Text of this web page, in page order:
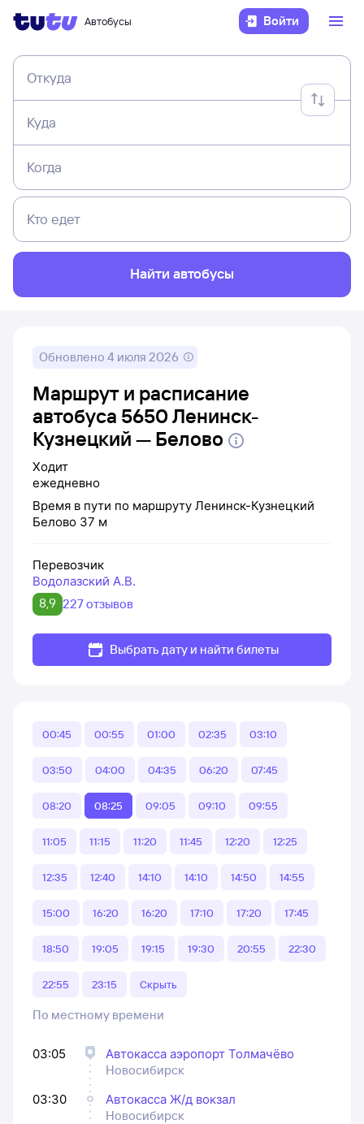
Автобусы Войти
Откуда
Куда
Когда
Кто едет
Найти автобусы
Обновлено 4 июля 2026
Маршрут и расписание
автобуса 5650 Ленинск-
Кузнецкий — Белово
Ходит
ежедневно
Время в пути по маршруту Ленинск-Кузнецкий
Белово 37 м
Перевозчик
Водолазский А.В.
8,9 227 отзывов
Выбрать дату и найти билеты
00:45 00:55 01:00 02:35 03:10
03:50 04:00 04:35 06:20 07:45
08:20 08:25 09:05 09:10 09:55
11:05 11:15 11:20 11:45 12:20 12:25
12:35 12:40 14:10 14:10 14:50 14:55
15:00 16:20 16:20 17:10 17:20 17:45
18:50 19:05 19:15 19:30 20:55 22:30
22:55 23:15 Скрыть
По местному времени
03:05
Автокасса аэропорт Толмачёво
Новосибирск
03:30
Автокасса Ж/д вокзал
Новосибирск